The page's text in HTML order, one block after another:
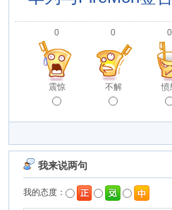
0
震惊
0
不解
0
愤